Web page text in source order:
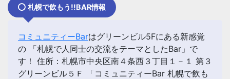
札幌で飲もう!!BAR情報
コミュニティーBarはグリーンビル5Fにある新感覚
の 「札幌で人同士の交流をテーマとしたBar 」で
す！ 住所：札幌市中央区南４条西３丁目１－１ 第３
グリーンビル５Ｆ 「コミュニティーBar 札幌で飲も